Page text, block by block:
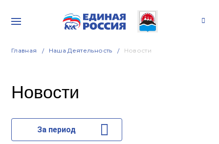
Главная Наша Деятельность Новости
Новости
За период